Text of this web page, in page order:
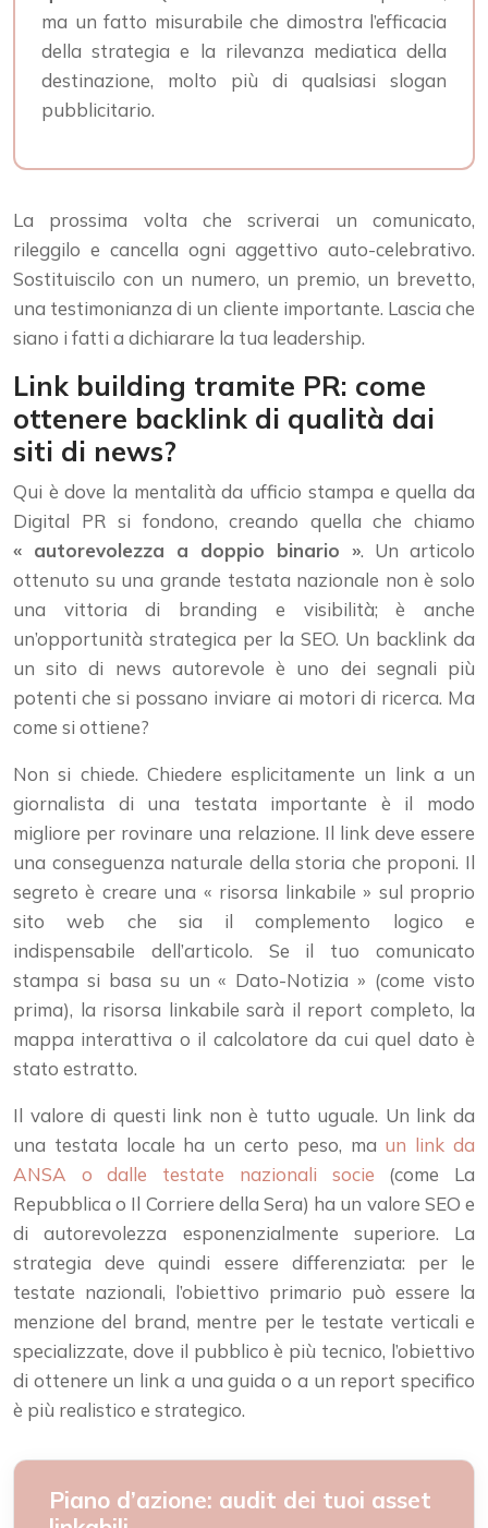
ma un fatto misurabile che dimostra l’efficacia
della strategia e la rilevanza mediatica della
destinazione, molto più di qualsiasi slogan
pubblicitario.
La prossima volta che scriverai un comunicato,
rileggilo e cancella ogni aggettivo auto-celebrativo.
Sostituiscilo con un numero, un premio, un brevetto,
una testimonianza di un cliente importante. Lascia che
siano i fatti a dichiarare la tua leadership.
Link building tramite PR: come
ottenere backlink di qualità dai
siti di news?
Qui è dove la mentalità da ufficio stampa e quella da
Digital PR si fondono, creando quella che chiamo
« autorevolezza a doppio binario ». Un articolo
ottenuto su una grande testata nazionale non è solo
una vittoria di branding e visibilità; è anche
un’opportunità strategica per la SEO. Un backlink da
un sito di news autorevole è uno dei segnali più
potenti che si possano inviare ai motori di ricerca. Ma
come si ottiene?
Non si chiede. Chiedere esplicitamente un link a un
giornalista di una testata importante è il modo
migliore per rovinare una relazione. Il link deve essere
una conseguenza naturale della storia che proponi. Il
segreto è creare una « risorsa linkabile » sul proprio
sito web che sia il complemento logico e
indispensabile dell’articolo. Se il tuo comunicato
stampa si basa su un « Dato-Notizia » (come visto
prima), la risorsa linkabile sarà il report completo, la
mappa interattiva o il calcolatore da cui quel dato è
stato estratto.
Il valore di questi link non è tutto uguale. Un link da
una testata locale ha un certo peso, ma un link da
ANSA o dalle testate nazionali socie (come La
Repubblica o Il Corriere della Sera) ha un valore SEO e
di autorevolezza esponenzialmente superiore. La
strategia deve quindi essere differenziata: per le
testate nazionali, l’obiettivo primario può essere la
menzione del brand, mentre per le testate verticali e
specializzate, dove il pubblico è più tecnico, l’obiettivo
di ottenere un link a una guida o a un report specifico
è più realistico e strategico.
Piano d’azione: audit dei tuoi asset